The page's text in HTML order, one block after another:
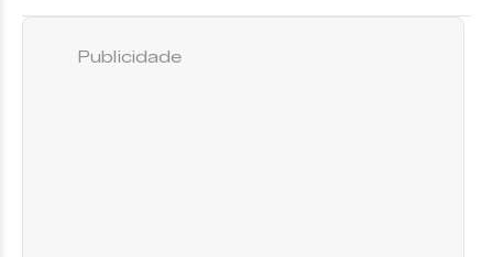
Publicidade